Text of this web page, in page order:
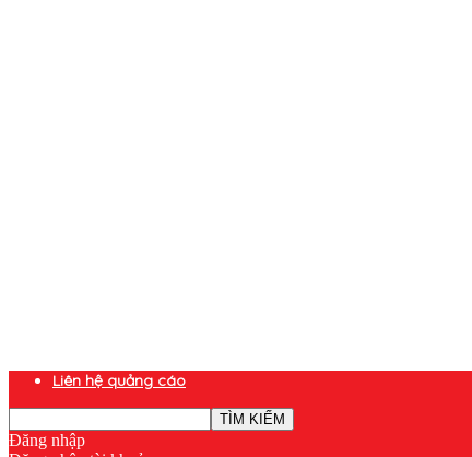
Liên hệ quảng cáo
Đăng nhập